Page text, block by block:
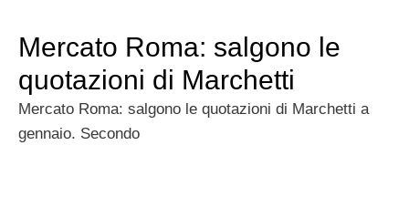
Mercato Roma: salgono le
quotazioni di Marchetti
Mercato Roma: salgono le quotazioni di Marchetti a
gennaio. Secondo